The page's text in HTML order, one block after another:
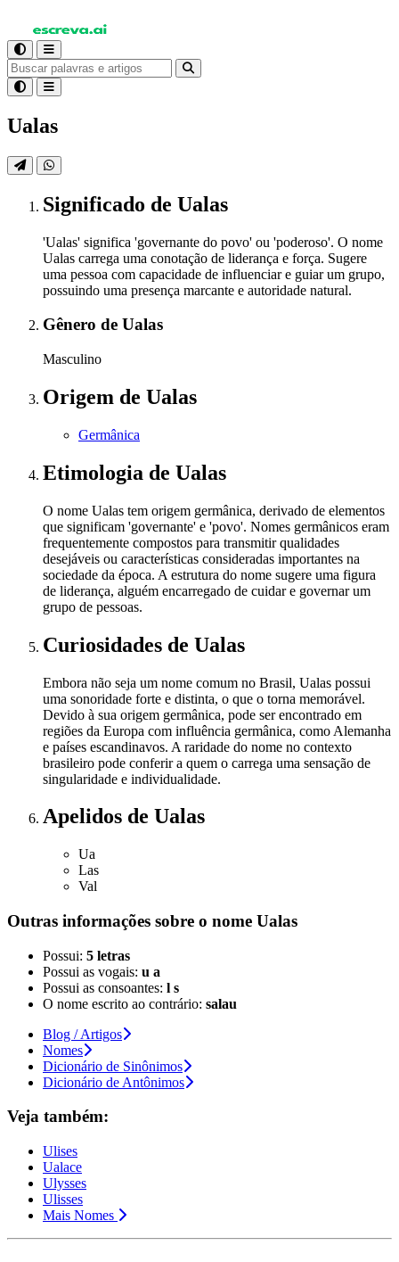
Ualas
Significado de Ualas
'Ualas' significa 'governante do povo' ou 'poderoso'. O nome
Ualas carrega uma conotação de liderança e força. Sugere
uma pessoa com capacidade de influenciar e guiar um grupo,
possuindo uma presença marcante e autoridade natural.
Gênero de Ualas
Masculino
Origem de Ualas
Germânica
Etimologia de Ualas
O nome Ualas tem origem germânica, derivado de elementos
que significam 'governante' e 'povo'. Nomes germânicos eram
frequentemente compostos para transmitir qualidades
desejáveis ou características consideradas importantes na
sociedade da época. A estrutura do nome sugere uma figura
de liderança, alguém encarregado de cuidar e governar um
grupo de pessoas.
Curiosidades de Ualas
Embora não seja um nome comum no Brasil, Ualas possui
uma sonoridade forte e distinta, o que o torna memorável.
Devido à sua origem germânica, pode ser encontrado em
regiões da Europa com influência germânica, como Alemanha
e países escandinavos. A raridade do nome no contexto
brasileiro pode conferir a quem o carrega uma sensação de
singularidade e individualidade.
Apelidos de Ualas
Ua
Las
Val
Outras informações sobre o nome Ualas
Possui: 5 letras
Possui as vogais: u a
Possui as consoantes: l s
O nome escrito ao contrário: salau
Blog / Artigos
Nomes
Dicionário de Sinônimos
Dicionário de Antônimos
Veja também:
Ulises
Ualace
Ulysses
Ulisses
Mais Nomes